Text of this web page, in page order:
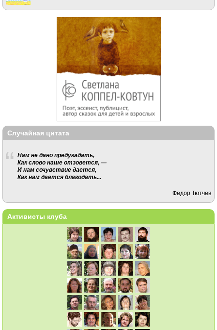
Случайная цитата
Нам не дано предугадать,
Как слово наше отзовется, —
И нам сочувствие дается,
Как нам дается благодать...
Фёдор Тютчев
Активисты клуба